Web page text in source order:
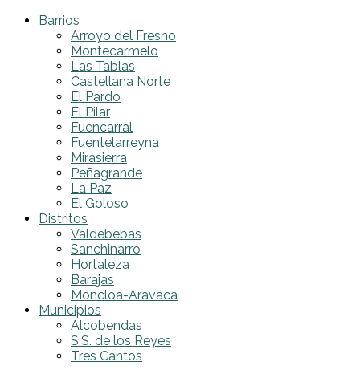
Barrios
Arroyo del Fresno
Montecarmelo
Las Tablas
Castellana Norte
El Pardo
El Pilar
Fuencarral
Fuentelarreyna
Mirasierra
Peñagrande
La Paz
El Goloso
Distritos
Valdebebas
Sanchinarro
Hortaleza
Barajas
Moncloa-Aravaca
Municipios
Alcobendas
S.S. de los Reyes
Tres Cantos